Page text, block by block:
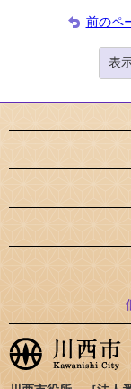
前のペ
表